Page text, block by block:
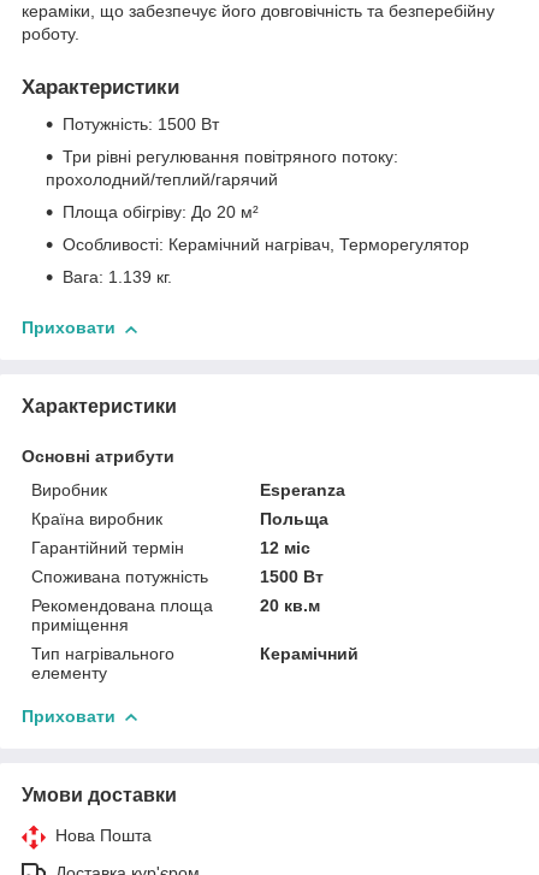
кераміки, що забезпечує його довговічність та безперебійну
роботу.
Характеристики
Потужність: 1500 Вт
Три рівні регулювання повітряного потоку:
прохолодний/теплий/гарячий
Площа обігріву: До 20 м²
Особливості: Керамічний нагрівач, Терморегулятор
Вага: 1.139 кг.
Приховати
Характеристики
Основні атрибути
Виробник
Esperanza
Країна виробник
Польща
Гарантійний термін
12 міс
Споживана потужність
1500 Вт
Рекомендована площа
приміщення
20 кв.м
Тип нагрівального
елементу
Керамічний
Приховати
Умови доставки
Нова Пошта